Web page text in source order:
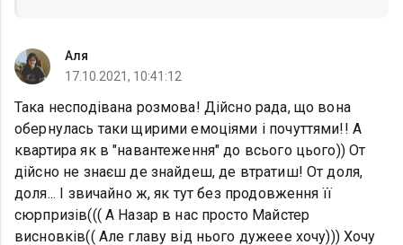
Аля
17.10.2021, 10:41:12
Така несподівана розмова! Дійсно рада, що вона
обернулась таки щирими емоціями і почуттями!! А
квартира як в "навантеження" до всього цього)) От
дійсно не знаєш де знайдеш, де втратиш! От доля,
доля... І звичайно ж, як тут без продовження її
сюрпризів((( А Назар в нас просто Майстер
висновків(( Але главу від нього дужеее хочу))) Хочу